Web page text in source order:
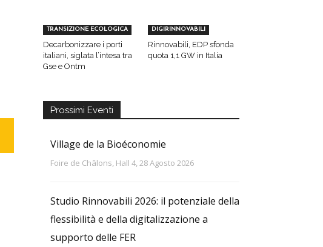
TRANSIZIONE ECOLOGICA
Decarbonizzare i porti
italiani, siglata l’intesa tra
Gse e Ontm
DIGIRINNOVABILI
Rinnovabili, EDP sfonda
quota 1,1 GW in Italia
Prossimi Eventi
Village de la Bioéconomie
Foire de Châlons, Hall 4, 28 Agosto 2026
Studio Rinnovabili 2026: il potenziale della
flessibilità e della digitalizzazione a
supporto delle FER